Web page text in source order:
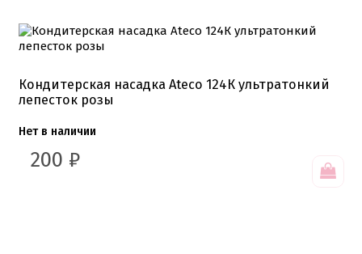
Кондитерская насадка Ateco 124К ультратонкий
лепесток розы
Нет в наличии
200 ₽